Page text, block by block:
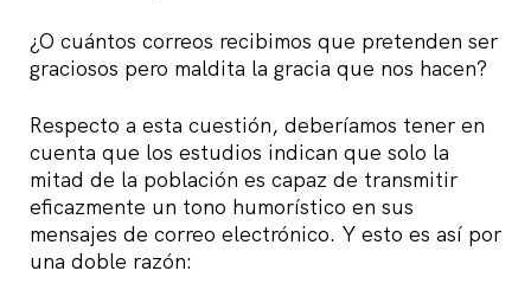
¿O cuántos correos recibimos que pretenden ser
graciosos pero maldita la gracia que nos hacen?
Respecto a esta cuestión, deberíamos tener en
cuenta que los estudios indican que solo la
mitad de la población es capaz de transmitir
eficazmente un tono humorístico en sus
mensajes de correo electrónico. Y esto es así por
una doble razón: